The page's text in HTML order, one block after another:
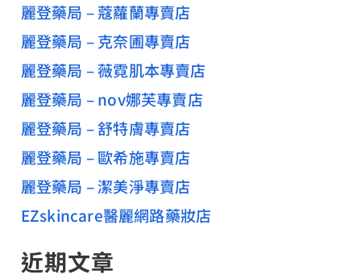
麗登藥局 – 蔻蘿蘭專賣店
麗登藥局 – 克奈圃專賣店
麗登藥局 – 薇霓肌本專賣店
麗登藥局 – nov娜芙專賣店
麗登藥局 – 舒特膚專賣店
麗登藥局 – 歐希施專賣店
麗登藥局 – 潔美淨專賣店
EZskincare醫麗網路藥妝店
近期文章